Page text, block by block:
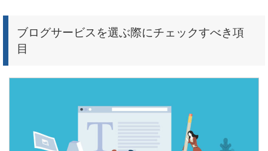
ブログサービスを選ぶ際にチェックすべき項
目